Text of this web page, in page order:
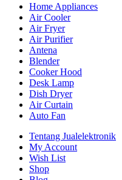
Home Appliances
Air Cooler
Air Fryer
Air Purifier
Antena
Blender
Cooker Hood
Desk Lamp
Dish Dryer
Air Curtain
Auto Fan
Tentang Jualelektronik
My Account
Wish List
Shop